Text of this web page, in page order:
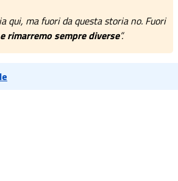
qui, ma fuori da questa storia no. Fuori
rimarremo sempre diverse”.